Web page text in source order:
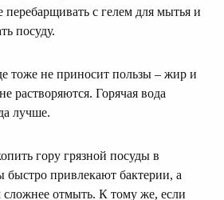
с гелем для мытья и
посуду.
тоже не приносит пользы – жир и
растворяются. Горячая вода
лучше.
гору грязной посуды в
быстро привлекают бактерии, а
сложнее отмыть. К тому же, если